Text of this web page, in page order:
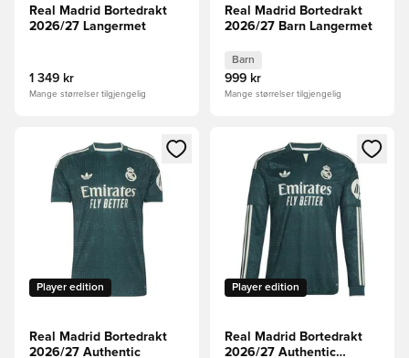
Real Madrid Bortedrakt
2026/27 Langermet
1 349 kr
Mange størrelser tilgjengelig
Real Madrid Bortedrakt
2026/27 Barn Langermet
Barn
999 kr
Mange størrelser tilgjengelig
Åpner en Modal for å logge inn eller registrere deg som
Player edition
Real Madrid Bortedrakt
2026/27 Authentic
Åpner en Modal for å logge
Player edition
Real Madrid Bortedrakt
2026/27 Authentic